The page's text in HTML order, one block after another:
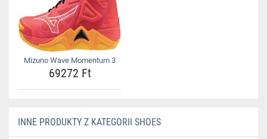
Mizuno Wave Momentum 3
69272 Ft
INNE PRODUKTY Z KATEGORII SHOES